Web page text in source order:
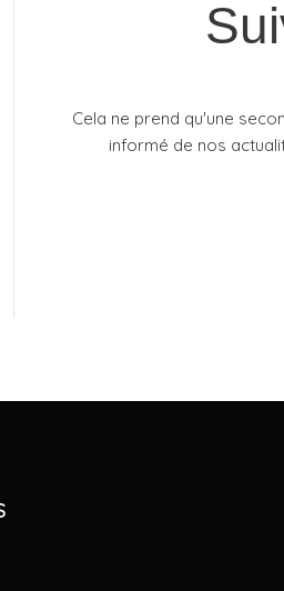
Cela ne prend qu'une
informé de nos